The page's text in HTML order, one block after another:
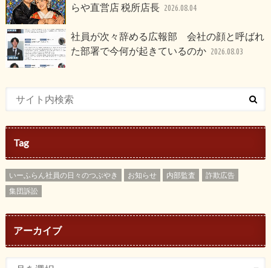
らや直営店 税所店長 2026.08.04
社員が次々辞める広報部 会社の顔と呼ばれ
た部署で今何が起きているのか 2026.08.03
Tag
いーふらん社員の日々のつぶやき お知らせ 内部監査
詐欺広告
集団訴訟
アーカイブ